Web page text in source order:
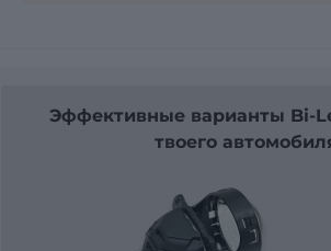
Эффективные варианты Bi-
твоего